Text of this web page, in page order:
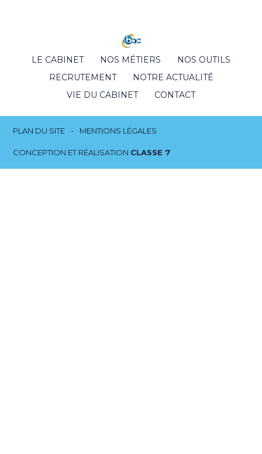
Footer
LE CABINET NOS MÉTIERS
NOS OUTILS
RECRUTEMENT
NOTRE ACTUALITÉ
VIE DU CABINET
CONTACT
Footer
PLAN DU SITE MENTIONS LÉGALES
CONCEPTION ET RÉALISATION CLASSE 7